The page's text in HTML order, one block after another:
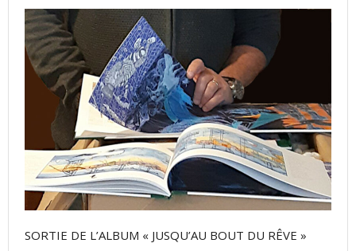
SORTIE DE L’ALBUM « JUSQU’AU BOUT DU RÊVE »